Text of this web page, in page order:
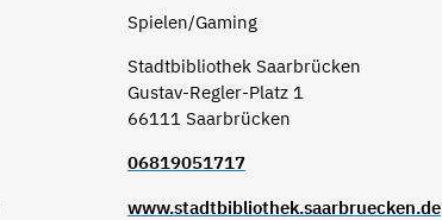
Spielen/Gaming
Stadtbibliothek Saarbrücken
Gustav-Regler-Platz 1
66111 Saarbrücken
06819051717
www.stadtbibliothek.saarbruecken.de